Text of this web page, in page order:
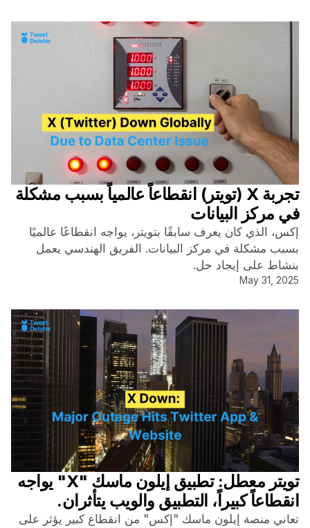
تجربة X (تويتر) انقطاعاً عالمياً بسبب مشكلة
في مركز البيانات
إكس، الذي كان يعرف سابقًا بتويتر، يواجه انقطاعًا عالميًا
بسبب مشكلة في مركز البيانات. الفريق الهندسي يعمل
بنشاط على إيجاد حل.
May 31, 2025
تويتر معطل: تطبيق إيلون ماسك "X" يواجه
انقطاعاً كبيراً، التطبيق والويب يتأثران.
تعاني منصة إيلون ماسك "إكس" من انقطاع كبير يؤثر على